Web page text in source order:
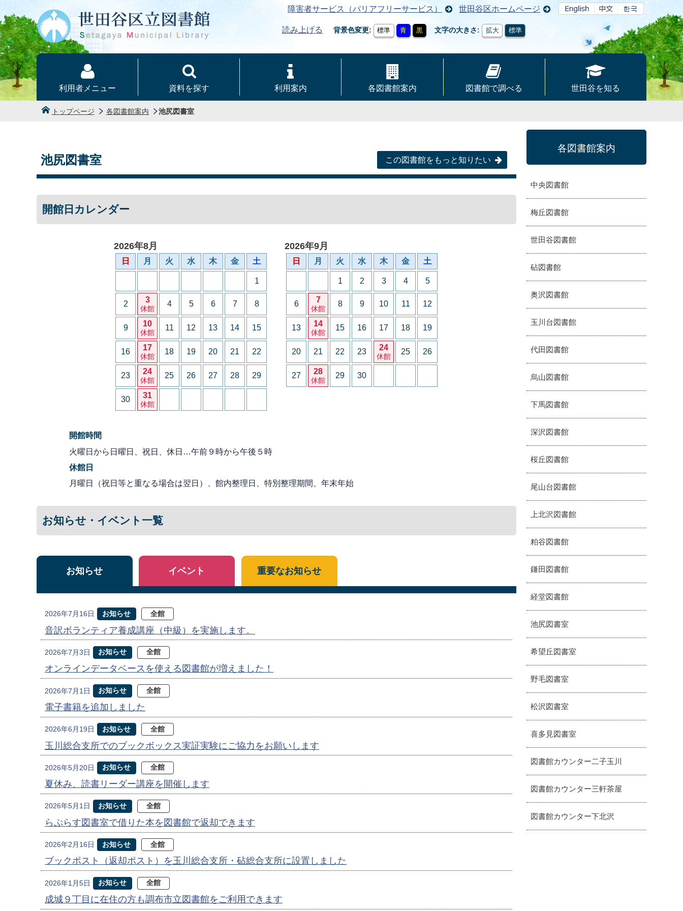
本文へ
障害者サービス（バリアフリーサービス） 世田谷区ホームページ
読み上げる 背景色変更 標準 青 黒 文字の大きさ 拡大 標準
利用者メニュー 資料を探す 利用案内 各図書館案内 図書館で調べる 世田谷を知る
トップページ 各図書館案内 池尻図書室
池尻図書室 この図書館をもっと知りたい
開館日カレンダー
2026年8月
日 月 火 水 木 金 土
1
2 3
休館
4 5 6 7 8
9 10
休館
11 12 13 14 15
16 17
休館
18 19 20 21 22
23 24
休館
25 26 27 28 29
30 31
休館
2026年9月
日 月 火 水 木 金 土
1 2 3 4 5
6 7
休館
8 9 10 11 12
13 14
休館
15 16 17 18 19
20 21 22 23 24
休館
25 26
27 28
休館
29 30
開館時間
火曜日から日曜日、祝日、休日…午前９時から午後５時
休館日
月曜日（祝日等と重なる場合は翌日）、館内整理日、特別整理期間、年末年始
お知らせ・イベント一覧
お知らせ
2026年7月16日 お知らせ 全館
音訳ボランティア養成講座（中級）を実施します。
2026年7月3日 お知らせ 全館
オンラインデータベースを使える図書館が増えました！
2026年7月1日 お知らせ 全館
電子書籍を追加しました
2026年6月19日 お知らせ 全館
玉川総合支所でのブックボックス実証実験にご協力をお願いします
2026年5月20日 お知らせ 全館
夏休み、読書リーダー講座を開催します
2026年5月1日 お知らせ 全館
らぷらす図書室で借りた本を図書館で返却できます
2026年2月16日 お知らせ 全館
ブックポスト（返却ポスト）を玉川総合支所・砧総合支所に設置しました
2026年1月5日 お知らせ 全館
成城９丁目に在住の方も調布市立図書館をご利用できます
イベント 重要なお知らせ
各図書館案内
中央図書館
梅丘図書館
世田谷図書館
砧図書館
奥沢図書館
玉川台図書館
代田図書館
烏山図書館
下馬図書館
深沢図書館
桜丘図書館
尾山台図書館
上北沢図書館
粕谷図書館
鎌田図書館
経堂図書館
池尻図書室
希望丘図書室
野毛図書室
松沢図書室
喜多見図書室
図書館カウンター二子玉川
図書館カウンター三軒茶屋
図書館カウンター下北沢